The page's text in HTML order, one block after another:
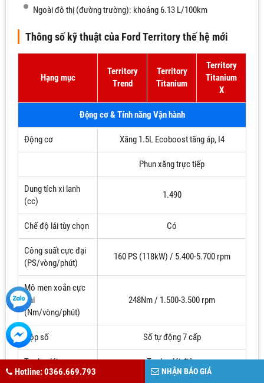
Ngoài đô thị (đường trường): khoảng 6.13 L/100km
Thông số kỹ thuật của Ford Territory thế hệ mới
Hạng mục
Territory
Trend
Territory
Titanium
Territory
Titanium
X
Động cơ & Tính năng Vận hành
Động cơ Xăng 1.5L Ecoboost tăng áp, I4
Phun xăng trực tiếp
Dung tích xi lanh
(cc)
1.490
Chế độ lái tùy chọn Có
Công suất cực đại
(PS/vòng/phút)
160 PS (118kW) / 5.400-5.700 rpm
Mô men xoắn cực
đại
(Nm/vòng/phút)
248Nm / 1.500-3.500 rpm
Hộp số Số tự động 7 cấp
Trợ lực lái Trợ lực lái điện
Hotline: 0366.669.793 NHẬN BÁO GIÁ